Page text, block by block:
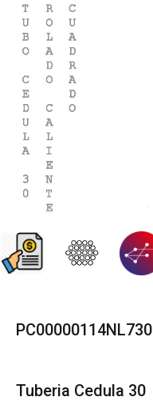
PC00000114NL730
Tuberia Cedula 30